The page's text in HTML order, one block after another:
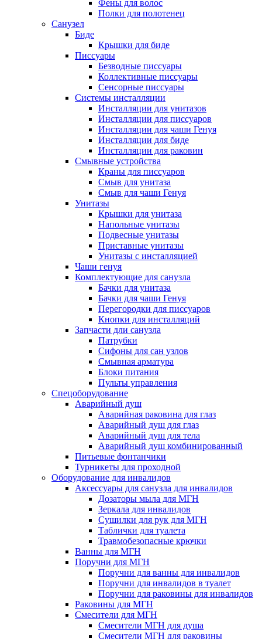
Фены для волос
Полки для полотенец
Санузел
Биде
Крышки для биде
Писсуары
Безводные писсуары
Коллективные писсуары
Сенсорные писсуары
Системы инсталляции
Инсталляции для унитазов
Инсталляции для писсуаров
Инсталляции для чаши Генуя
Инсталляции для биде
Инсталляции для раковин
Смывные устройства
Краны для писсуаров
Смыв для унитаза
Смыв для чаши Генуя
Унитазы
Крышки для унитаза
Напольные унитазы
Подвесные унитазы
Приставные унитазы
Унитазы с инсталляцией
Чаши генуя
Комплектующие для санузла
Бачки для унитаза
Бачки для чаши Генуя
Перегородки для писсуаров
Кнопки для инсталляций
Запчасти дли санузла
Патрубки
Сифоны для сан узлов
Смывная арматура
Блоки питания
Пульты управления
Спецоборудование
Аварийный душ
Аварийная раковина для глаз
Аварийный душ для глаз
Аварийный душ для тела
Аварийный душ комбинированный
Питьевые фонтанчики
Турникеты для проходной
Оборудование для инвалидов
Аксессуары для санузла для инвалидов
Дозаторы мыла для МГН
Зеркала для инвалидов
Сушилки для рук для МГН
Таблички для туалета
Травмобезопасные крючки
Ванны для МГН
Поручни для МГН
Поручни для ванны для инвалидов
Поручни для инвалидов в туалет
Поручни для раковины для инвалидов
Раковины для МГН
Смесители для МГН
Смесители МГН для душа
Смесители МГН для раковины